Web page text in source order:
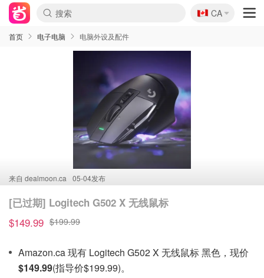
🇨🇦
CA
首页 电子电脑 电脑外设及配件
来自 dealmoon.ca 05-04发布
[已过期] Logitech G502 X 无线鼠标
$149.99 $199.99
Amazon.ca 现有 Logitech G502 X 无线鼠标 黑色，现价
$149.99(指导价$199.99)。